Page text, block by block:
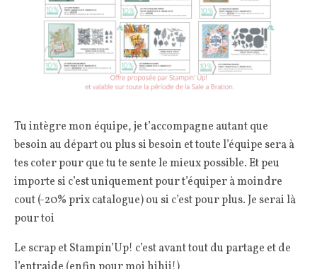
Tu intègre mon équipe, je t’accompagne autant que
besoin au départ ou plus si besoin et toute l’équipe sera à
tes coter pour que tu te sente le mieux possible. Et peu
importe si c’est uniquement pour t’équiper à moindre
cout (-20% prix catalogue) ou si c’est pour plus. Je serai là
pour toi
Le scrap et Stampin’Up! c’est avant tout du partage et de